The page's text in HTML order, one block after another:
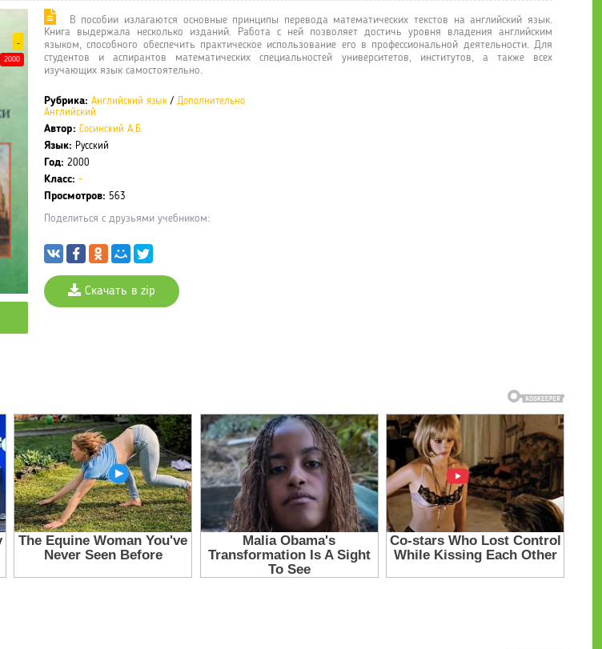
-
2000
В пособии излагаются основные принципы перевода математических текстов на английский язык.
Книга выдержала несколько изданий. Работа с ней позволяет достичь уровня владения английским
языком, способного обеспечить практическое использование его в профессиональной деятельности. Для
студентов и аспирантов математических специальностей университетов, институтов, а также всех
изучающих язык самостоятельно.
Рубрика: Английский язык / Дополнительно
Английский
Автор: Сосинский А.Б.
Язык: Русский
Год: 2000
Класс: -
Просмотров: 563
Поделиться с друзьями учебником:
Скачать в zip